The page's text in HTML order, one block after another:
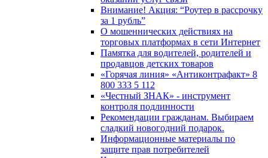
Внимание! Акция: “Роутер в рассрочку
за 1 рубль”
О мошеннических действиях на
торговых платформах в сети Интернет
Памятка для водителей, родителей и
продавцов детских товаров
«Горячая линия» «Антиконтрафакт» 8
800 333 5 112
«Честный ЗНАК» - инструмент
контроля подлинности
Рекомендации гражданам. Выбираем
сладкий новогодний подарок.
Информационные материалы по
защите прав потребителей